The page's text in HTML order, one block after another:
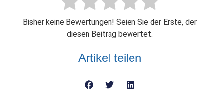
Bisher keine Bewertungen! Seien Sie der Erste, der
diesen Beitrag bewertet.
Artikel teilen